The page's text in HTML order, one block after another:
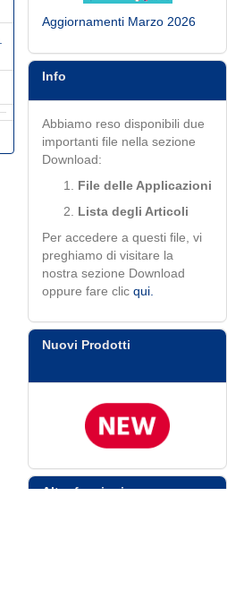
Aggiornamenti Marzo 2026
Info
Abbiamo reso disponibili due
importanti file nella sezione
Download:
File delle Applicazioni
Lista degli Articoli
Per accedere a questi file, vi
preghiamo di visitare la
nostra sezione Download
oppure fare clicqui.
Nuovi Prodotti
Altre funzioni